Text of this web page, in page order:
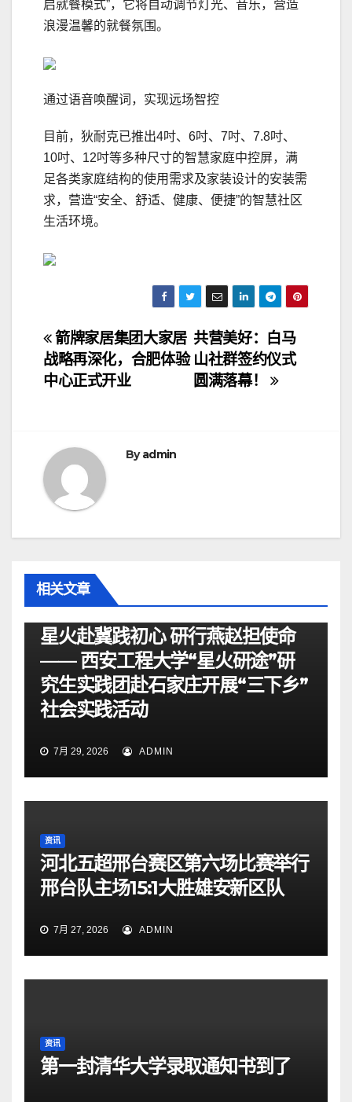
启就餐模式”，它将自动调节灯光、音乐，营造
浪漫温馨的就餐氛围。
通过语音唤醒词，实现远场智控
目前，狄耐克已推出4吋、6吋、7吋、7.8吋、
10吋、12吋等多种尺寸的智慧家庭中控屏，满
足各类家庭结构的使用需求及家装设计的安装需
求，营造“安全、舒适、健康、便捷”的智慧社区
生活环境。
文
章
航
共营美好：白马
山社群签约仪式
圆满落幕！
箭牌家居集团大家居
战略再深化，合肥体验
中心正式开业
Byadmin
相关文章
星火赴冀践初心 研行燕赵担使命
—— 西安工程大学“星火研途”研
究生实践团赴石家庄开展“三下乡”
社会实践活动
7月 29, 2026 ADMIN
资讯
河北五超邢台赛区第六场比赛举行
邢台队主场15:1大胜雄安新区队
7月 27, 2026 ADMIN
资讯
第一封清华大学录取通知书到了